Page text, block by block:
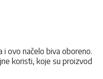
ovo načelo biva oboreno.
koristi, koje su proizvod